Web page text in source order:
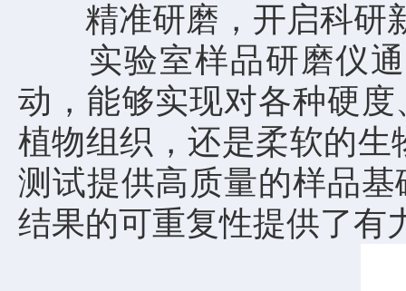
精准研磨，开启科研
实验室样品研磨仪通
动，能够实现对各种硬
植物组织，还是柔软的
测试提供高质量的样品
结果的可重复性提供了有